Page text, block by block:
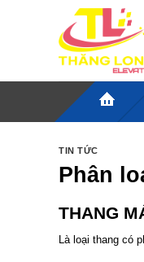
TRANG
TIN TỨC
Phân
THANG
Là loại thang có